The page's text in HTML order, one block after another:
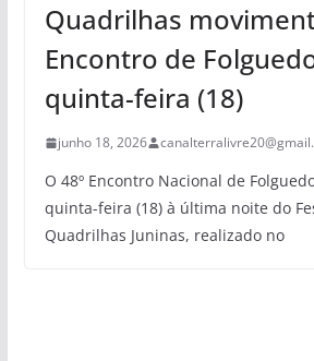
Quadrilhas
Encontro de
quinta-feira (18)
junho 18, 2026
O 48º Encontro Nacional de
quinta-feira (18) à última noite do
Quadrilhas Juninas, realizado no